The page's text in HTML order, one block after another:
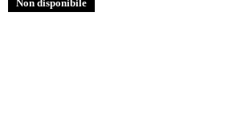
Non disponibile